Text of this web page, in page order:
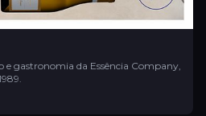
e gastronomia da Essência Company,